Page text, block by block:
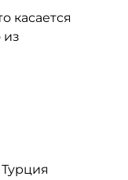
касается
из